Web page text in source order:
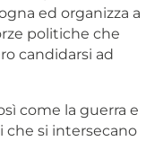
ed organizza a
politiche che
candidarsi ad
come la guerra e
che si intersecano